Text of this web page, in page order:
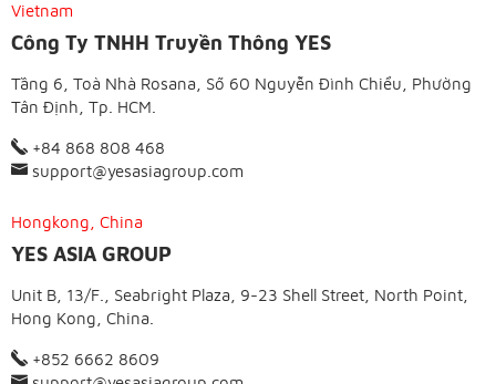
Vietnam
Công Ty TNHH Truyền Thông YES
Tầng 6, Toà Nhà Rosana, Số 60 Nguyễn Đình Chiểu, Phường
Tân Định, Tp. HCM.
+84 868 808 468
support@yesasiagroup.com
Hongkong, China
YES ASIA GROUP
Unit B, 13/F., Seabright Plaza, 9-23 Shell Street, North Point,
Hong Kong, China.
+852 6662 8609